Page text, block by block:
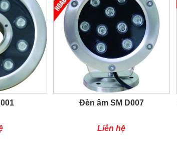
Đèn âm SM D007
Liên hệ